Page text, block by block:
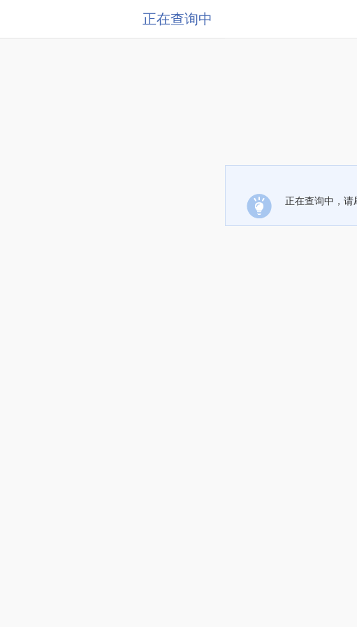
正在查询中
正在查询中，请